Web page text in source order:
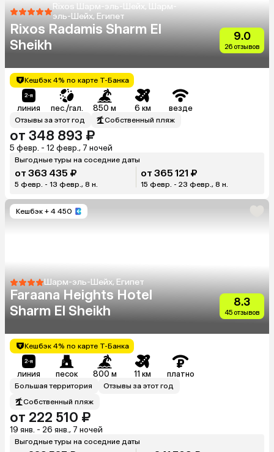
Rixos Шарм-эль-Шейх, Шарм-
эль-Шейх, Египет
Rixos Radamis Sharm El
Sheikh
9.0
26 отзывов
Кешбэк 4% по карте Т-Банка
линия пес./гал. 850 м 6 км везде
Отзывы за этот год Собственный пляж
от 348 893 ₽
5 февр. - 12 февр., 7 ночей
Выгодные туры на соседние даты
от 363 435 ₽
5 февр. - 13 февр., 8 н.
от 365 121 ₽
15 февр. - 23 февр., 8 н.
Кешбэк + 4 450
Шарм-эль-Шейх, Египет
Faraana Heights Hotel
Sharm El Sheikh
8.3
45 отзывов
Кешбэк 4% по карте Т-Банка
линия песок 800 м 11 км платно
Большая территория
Отзывы за этот год
Собственный пляж
от 222 510 ₽
19 янв. - 26 янв., 7 ночей
Выгодные туры на соседние даты